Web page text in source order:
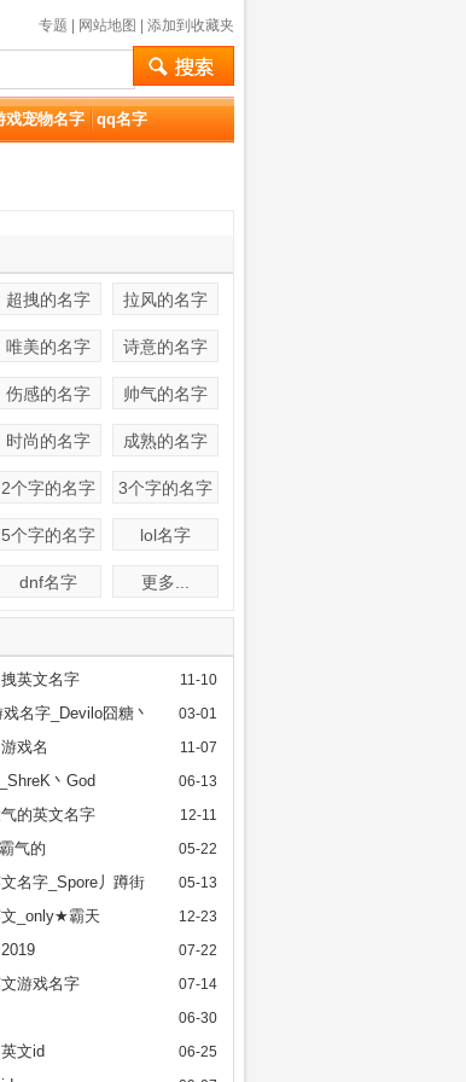
专题 网站地图 添加到收藏夹
戏宠物名字 qq名字
超拽的名字 拉风的名字
唯美的名字 诗意的名字
伤感的名字 帅气的名字
时尚的名字 成熟的名字
2个字的名字 3个字的名字
5个字的名字 lol名字
dnf名字 更多...
11-10
英文名字
03-01
名字_Devilo囧糖丶
11-07
戏名
06-13
丶God
12-11
的英文名字
05-22
气的
05-13
名字_Spore丿蹲街
12-23
文_only★霸天
07-22
07-14
游戏名字
06-30
06-25
文id